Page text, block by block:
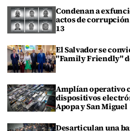
Condenan a
actos de
13
El Salvador se
"Family Friendly"
Amplían operativo
dispositivos
Apopa y San Miguel
Desarticulan una